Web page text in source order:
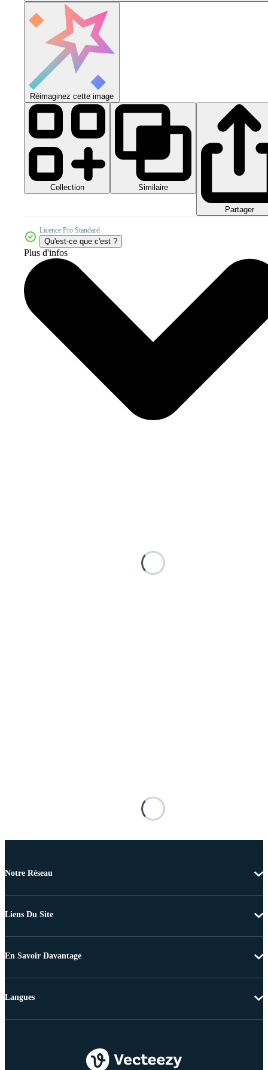
Réimaginez cette image
Collection Similaire
Partager
Licence Pro Standard
Qu'est-ce que c'est ?
Plus d'infos
Notre Réseau
Liens Du Site
En Savoir Davantage
Langues